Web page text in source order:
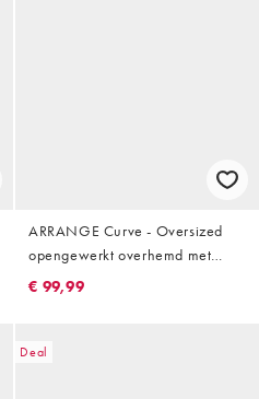
ARRANGE Curve - Oversized
opengewerkt overhemd met
borduursels in wit, deel van co-
€ 99,99
Deal